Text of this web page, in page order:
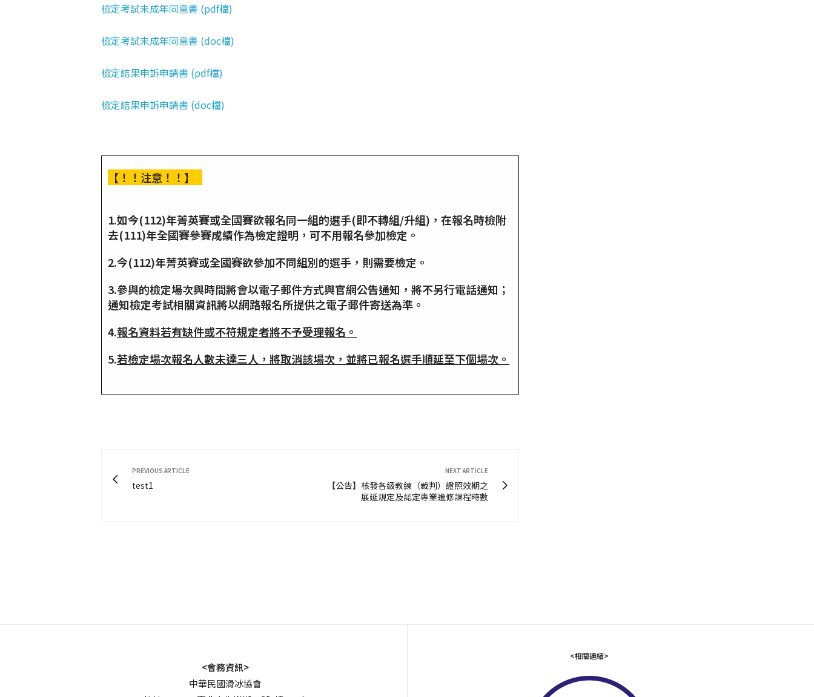
檢定考試未成年同意書 (pdf檔)
檢定考試未成年同意書 (doc檔)
檢定結果申訴申請書 (pdf檔)
檢定結果申訴申請書 (doc檔)
【！！注意！！】
1.如今(112)年菁英賽或全國賽欲報名同一組的選手(即不轉組/升組)，在報名時檢附
去(111)年全國賽參賽成績作為檢定證明，可不用報名參加檢定。
2.今(112)年菁英賽或全國賽欲參加不同組別的選手，則需要檢定。
3.參與的檢定場次與時間將會以電子郵件方式與官網公告通知，將不另行電話通知；
通知檢定考試相關資訊將以網路報名所提供之電子郵件寄送為準。
4.報名資料若有缺件或不符規定者將不予受理報名。
5.若檢定場次報名人數未達三人，將取消該場次，並將已報名選手順延至下個場次。
PREVIOUS ARTICLE
test1
NEXT ARTICLE
【公告】核發各級教練（裁判）證照效期之
展延規定及認定專業進修課程時數
<會務資訊>
中華民國滑冰協會
<相關連結>